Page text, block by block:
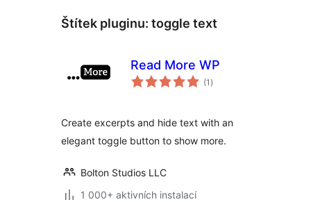
Štítek pluginu: toggle text
Read More WP
(1 celkové
hodnocení
)
Create excerpts and hide text with an
elegant toggle button to show more.
Bolton Studios LLC
1 000+ aktivních instalací